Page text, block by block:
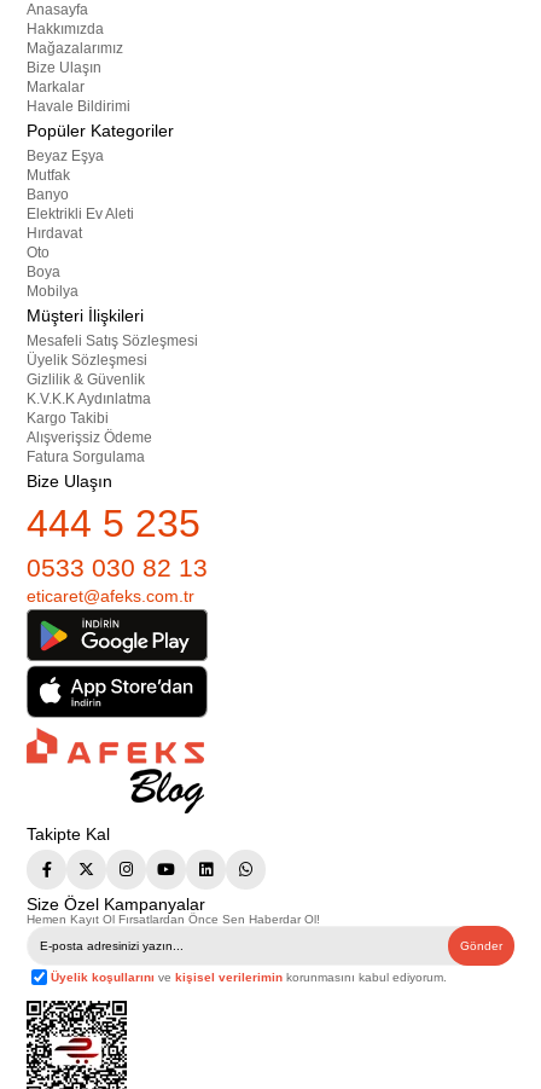
Anasayfa
Hakkımızda
Mağazalarımız
Bize Ulaşın
Markalar
Havale Bildirimi
Popüler Kategoriler
Beyaz Eşya
Mutfak
Banyo
Elektrikli Ev Aleti
Hırdavat
Oto
Boya
Mobilya
Müşteri İlişkileri
Mesafeli Satış Sözleşmesi
Üyelik Sözleşmesi
Gizlilik & Güvenlik
K.V.K.K Aydınlatma
Kargo Takibi
Alışverişsiz Ödeme
Fatura Sorgulama
Bize Ulaşın
444 5 235
0533 030 82 13
eticaret@afeks.com.tr
Takipte Kal
Size Özel Kampanyalar
Hemen Kayıt Ol Fırsatlardan Önce Sen Haberdar Ol!
Gönder
Üyelik koşullarını vekişisel verilerimin korunmasını kabul ediyorum.